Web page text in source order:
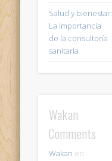
Salud y bienestar:
La importancia
de la consultoría
sanitaria
Wakan
Comments
Wakan en